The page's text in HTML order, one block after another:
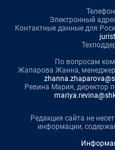
Электронный
Контактные данные для
По вопросам
Жапарова Жанна,
Ревина Мария, директор
Редакция сайта не
информации,